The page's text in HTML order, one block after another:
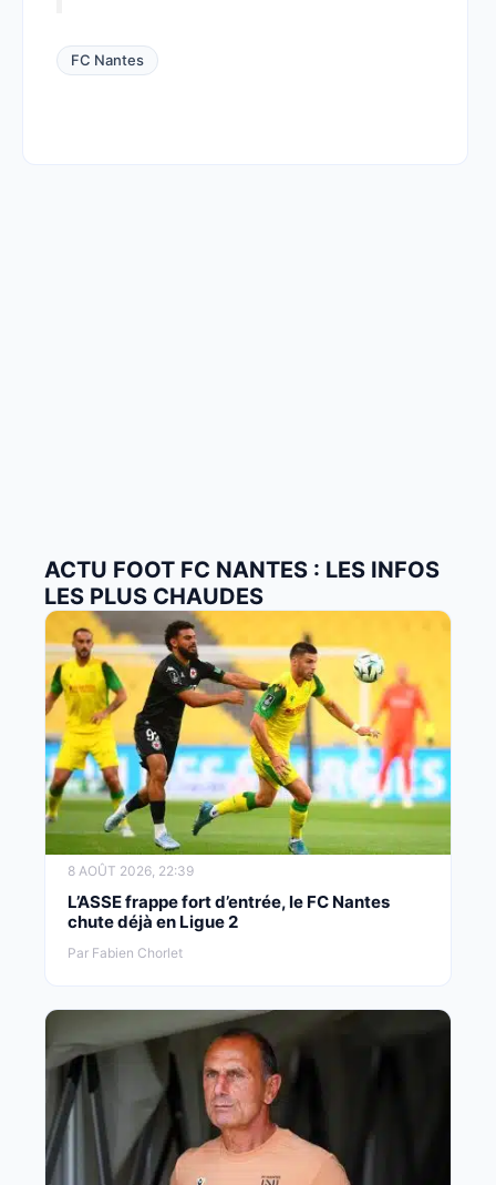
FC Nantes
ACTU FOOT FC NANTES : LES INFOS
LES PLUS CHAUDES
8 AOÛT 2026, 22:39
L’ASSE frappe fort d’entrée, le FC Nantes
chute déjà en Ligue 2
Par Fabien Chorlet